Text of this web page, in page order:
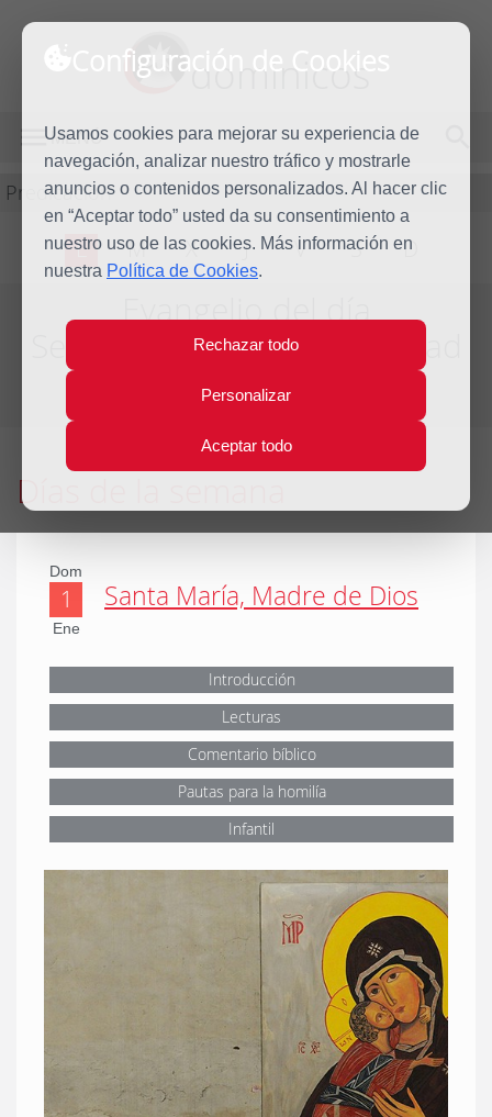
Configuración de Cookies
Usamos cookies para mejorar su experiencia de
navegación, analizar nuestro tráfico y mostrarle
anuncios o contenidos personalizados. Al hacer clic
en “Aceptar todo” usted da su consentimiento a
nuestro uso de las cookies. Más información en
nuestra Política de Cookies.
Rechazar todo
Personalizar
Aceptar todo
dominicos
MENÚ
Predicación
L M X J V S D
Evangelio del día
Segunda semana de Navidad
Del día 1 al 7 de Enero de 2017
Días de la semana
Dom
1
Ene
Santa María, Madre de Dios
Introducción
Lecturas
Comentario bíblico
Pautas para la homilía
Infantil